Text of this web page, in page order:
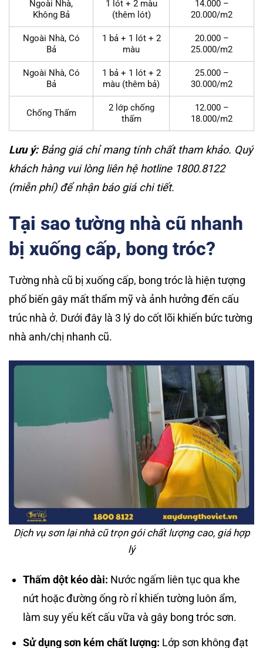
Ngoài Nhà,
Không Bả
1 lót + 2 màu
(thêm lót)
14.000 –
20.000/m2
Ngoài Nhà, Có
Bả
1 bả + 1 lót + 2
màu
20.000 –
25.000/m2
Ngoài Nhà, Có
Bả
1 bả + 1 lót + 2
màu (thêm bả)
25.000 –
30.000/m2
Chống Thấm
2 lớp chống
thấm
12.000 –
18.000/m2
Lưu ý:Bảng giá chỉ mang tính chất tham khảo. Quý
khách hàng vui lòng liên hệ hotline 1800.8122
(miễn phí) để nhận báo giá chi tiết.
Tại sao tường nhà cũ nhanh
bị xuống cấp, bong tróc?
Tường nhà cũ bị xuống cấp, bong tróc là hiện tượng
phổ biến gây mất thẩm mỹ và ảnh hưởng đến cấu
trúc nhà ở. Dưới đây là 3 lý do cốt lõi khiến bức tường
nhà anh/chị nhanh cũ.
Dịch vụ sơn lại nhà cũ trọn gói chất lượng cao, giá hợp
lý
Thấm dột kéo dài: Nước ngấm liên tục qua khe
nứt hoặc đường ống rò rỉ khiến tường luôn ẩm,
làm suy yếu kết cấu vữa và gây bong tróc sơn.
Sử dụng sơn kém chất lượng: Lớp sơn không đạt